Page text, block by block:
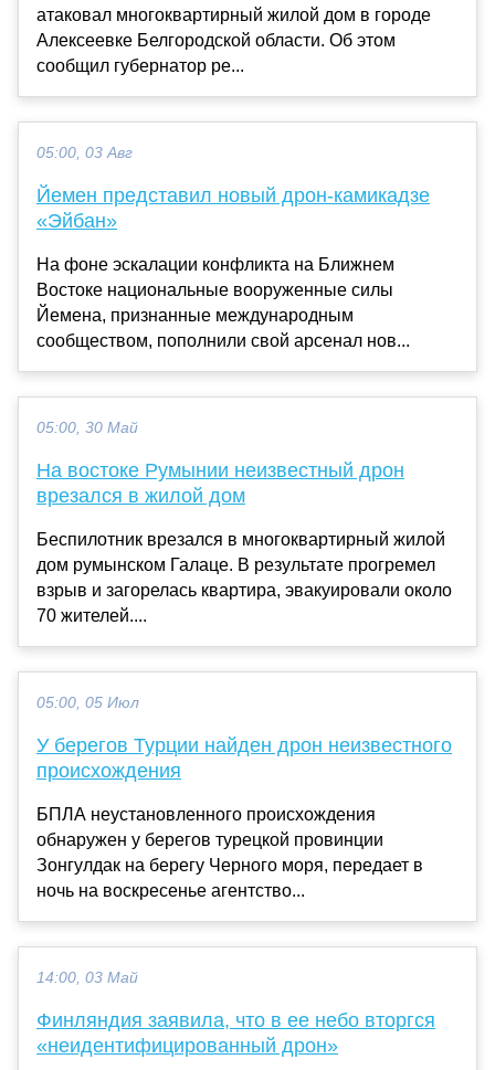
атаковал многоквартирный жилой дом в городе
Алексеевке Белгородской области. Об этом
сообщил губернатор ре...
05:00, 03 Авг
Йемен представил новый дрон-камикадзе
«Эйбан»
На фоне эскалации конфликта на Ближнем
Востоке национальные вооруженные силы
Йемена, признанные международным
сообществом, пополнили свой арсенал нов...
05:00, 30 Май
На востоке Румынии неизвестный дрон
врезался в жилой дом
Беспилотник врезался в многоквартирный жилой
дом румынском Галаце. В результате прогремел
взрыв и загорелась квартира, эвакуировали около
70 жителей....
05:00, 05 Июл
У берегов Турции найден дрон неизвестного
происхождения
БПЛА неустановленного происхождения
обнаружен у берегов турецкой провинции
Зонгулдак на берегу Черного моря, передает в
ночь на воскресенье агентство...
14:00, 03 Май
Финляндия заявила, что в ее небо вторгся
«неидентифицированный дрон»